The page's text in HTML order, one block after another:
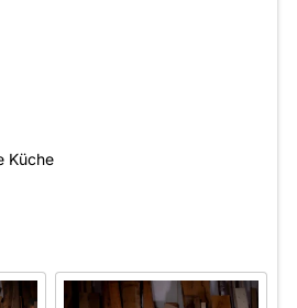
Küche